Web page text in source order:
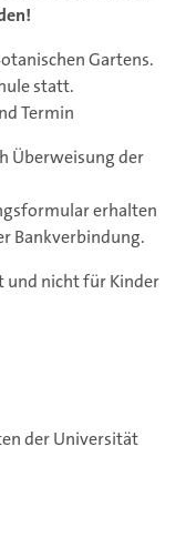
Gartens.
statt.
Termin
Überweisung der
erhalten
Bankverbindung.
und nicht für Kinder
der Universität